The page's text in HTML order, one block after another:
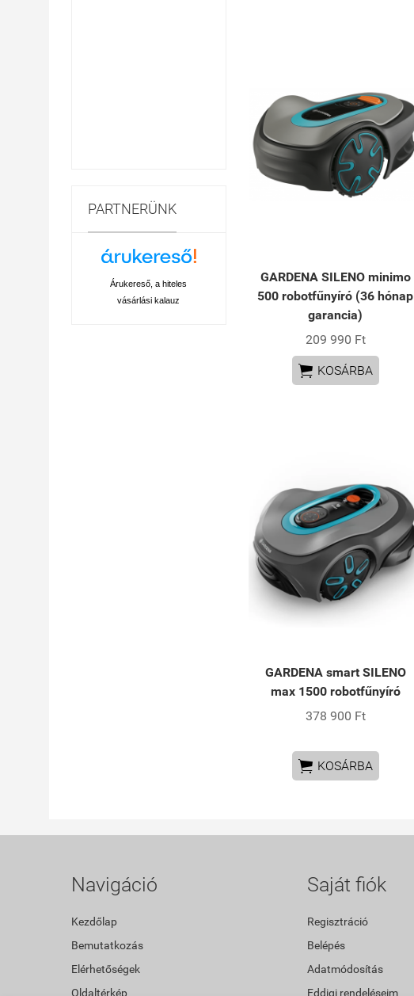
PARTNERÜNK
Árukereső, a hiteles
vásárlási kalauz
GARDENA SILENO minimo
500 robotfűnyíró (36 hónap
garancia)
209 990 Ft
 KOSÁRBA
GARDENA smart SILENO
max 1500 robotfűnyíró
378 900 Ft
 KOSÁRBA
Navigáció
Kezdőlap
Bemutatkozás
Elérhetőségek
Oldaltérkép
Saját fiók
Regisztráció
Belépés
Adatmódosítás
Eddigi rendeléseim